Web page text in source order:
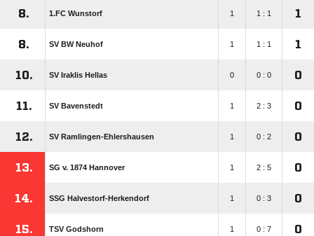
8. 1.FC Wunstorf 1 1 : 1 1
8. SV BW Neuhof 1 1 : 1 1
10. SV Iraklis Hellas 0 0 : 0 0
11. SV Bavenstedt 1 2 : 3 0
12. SV Ramlingen-Ehlershausen 1 0 : 2 0
13. SG v. 1874 Hannover 1 2 : 5 0
14. SSG Halvestorf-Herkendorf 1 0 : 3 0
15. TSV Godshorn 1 0 : 7 0